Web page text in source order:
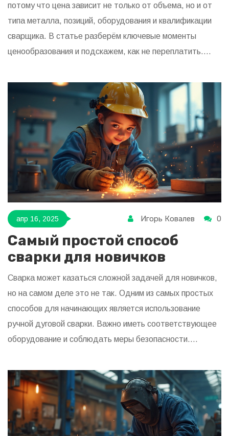
потому что цена зависит не только от объема, но и от
типа металла, позиций, оборудования и квалификации
сварщика. В статье разберём ключевые моменты
ценообразования и подскажем, как не переплатить.
задач. Узнаете, на что обращать внимание при заказе
сварочных работ и какие нюансы могут сильно повлиять
на итоговую стоимость.
апр 16, 2025 Игорь Ковалев 0
Самый простой способ
сварки для новичков
Сварка может казаться сложной задачей для новичков,
но на самом деле это не так. Одним из самых простых
способов для начинающих является использование
ручной дуговой сварки. Важно иметь соответствующее
оборудование и соблюдать меры безопасности.
предпринять, чтобы начать сварку легко и безопасно.